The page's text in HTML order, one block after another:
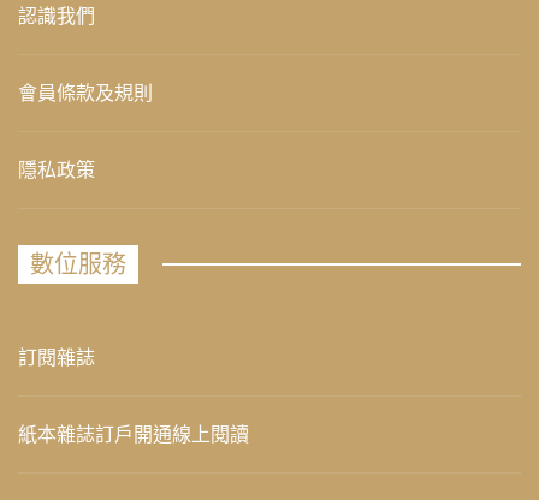
認識我們
會員條款及規則
隱私政策
數位服務
訂閱雜誌
紙本雜誌訂戶開通線上閱讀